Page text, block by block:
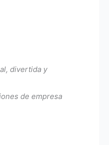
divertida y
de empresa